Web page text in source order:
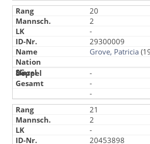
20
2
-
29300009
Grove, Patricia
-
-
-
21
2
-
20453898